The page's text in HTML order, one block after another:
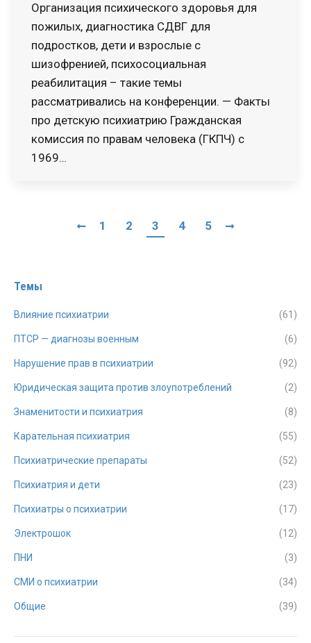
Организация психического здоровья для
пожилых, диагностика СДВГ для
подростков, дети и взрослые с
шизофренией, психосоциальная
реабилитация – такие темы
рассматривались на конференции. — Факты
про детскую психиатрию Гражданская
комиссия по правам человека (ГКПЧ) с
1969…
1 2 3 4 5
Темы
Влияние психиатрии (61)
ПТСР — диагнозы военным (6)
Нарушение прав в психиатрии (92)
Юридическая защита против злоупотреблений (2)
Знаменитости и психиатрия (8)
Карательная психиатрия (55)
Психиатрические препараты (52)
Психиатрия и дети (23)
Психиатры о психиатрии (17)
Электрошок (12)
ПНИ (3)
СМИ о психиатрии (34)
Общие (39)